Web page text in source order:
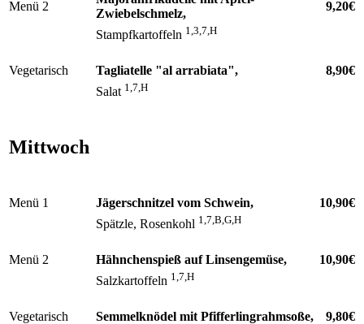
Menü 2
Zwiebelschmelz,
9,20€
Stampfkartoffeln 1,3,7,H
Vegetarisch Tagliatelle "al arrabiata",
8,90€
Salat 1,7,H
Mittwoch
Menü 1 Jägerschnitzel vom Schwein,
10,90€
Spätzle, Rosenkohl 1,7,B,G,H
Menü 2 Hähnchenspieß auf Linsengemüse,
10,90€
Salzkartoffeln 1,7,H
Vegetarisch Semmelknödel mit Pfifferlingrahmsoße,
9,80€